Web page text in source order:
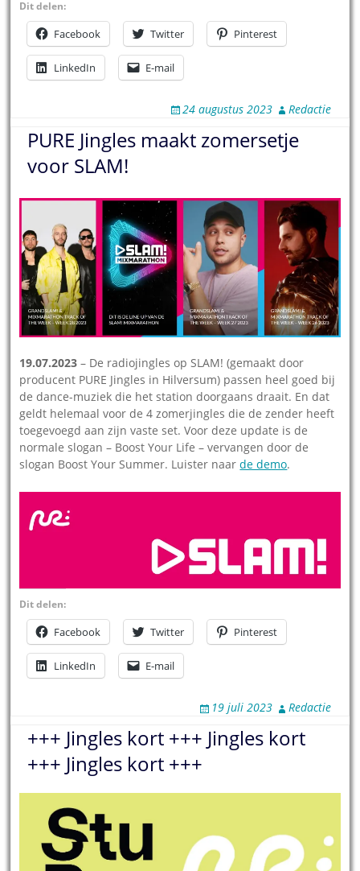
Dit delen:
Facebook Twitter Pinterest
LinkedIn E-mail
24 augustus 2023 Redactie
PURE Jingles maakt zomersetje
voor SLAM!
19.07.2023 – De radiojingles op SLAM! (gemaakt door
producent PURE Jingles in Hilversum) passen heel goed bij
de dance-muziek die het station doorgaans draait. En dat
geldt helemaal voor de 4 zomerjingles die de zender heeft
toegevoegd aan zijn vaste set. Voor deze update is de
normale slogan – Boost Your Life – vervangen door de
slogan Boost Your Summer. Luister naarde demo.
Dit delen:
Facebook Twitter Pinterest
LinkedIn E-mail
19 juli 2023 Redactie
+++ Jingles kort +++ Jingles kort
+++ Jingles kort +++